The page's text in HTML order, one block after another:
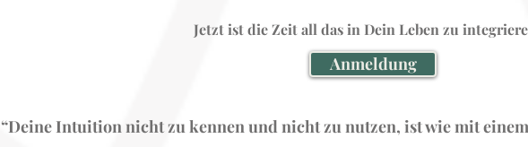
Anmeldung
Jetzt ist die Zeit all das in Dein Leben zu integriere
“Deine Intuition nicht zu kennen und nicht zu nutzen, ist wie mit